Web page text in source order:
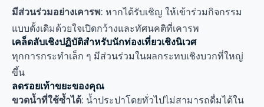
มีส่วนร่วมอย่างเคารพ: หากได้รับเชิญ ให้เข้าร่วมกิจกรรม
แบบดั้งเดิมด้วยใจเปิดกว้างและทัศนคติที่เคารพ
เคล็ดลับเชิงปฏิบัติสำหรับนักท่องเที่ยวเชิงนิเวศ
ทุกการกระทำเล็ก ๆ มีส่วนร่วมในผลกระทบเชิงบวกที่ใหญ่
ขึ้น
ลดรอยเท้าขยะของคุณ
ขวดน้ำที่ใช้ซ้ำได้: น้ำประปาโดยทั่วไปไม่สามารถดื่มได้ใน